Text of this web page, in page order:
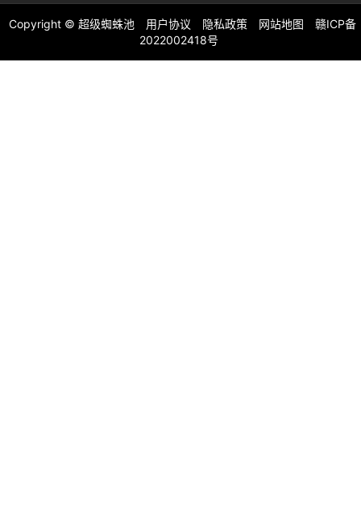
Copyright © 超级蜘蛛池 用户协议 隐私政策 网站地图
赣ICP备
2022002418号